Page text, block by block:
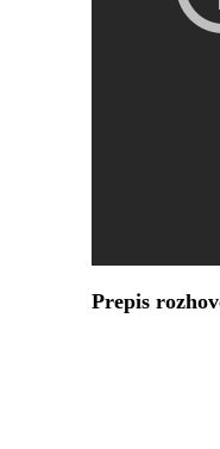
Prepis